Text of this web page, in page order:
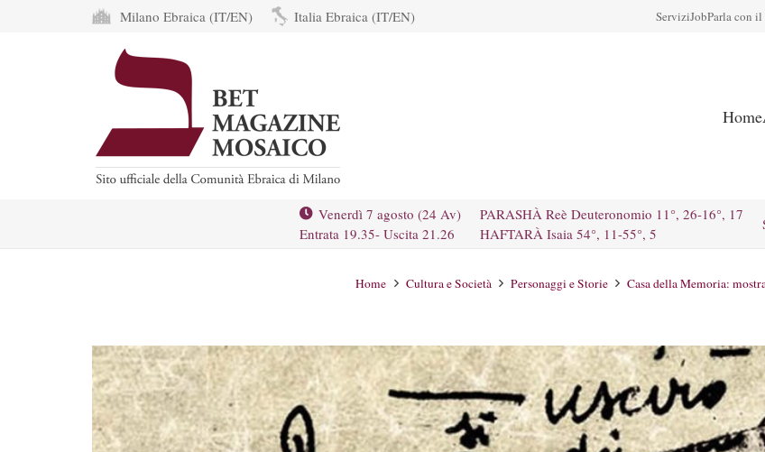
Milano Ebraica (IT/EN) Italia Ebraica (IT/EN) ServiziJobParla con
Home
Venerdì 7 agosto (24 Av)
Entrata 19.35- Uscita 21.26
PARASHÀ Reè Deuteronomio 11°, 26-16°, 17
HAFTARÀ Isaia 54°, 11-55°, 5
Home Cultura e Società Personaggi e Storie Casa della Memoria: